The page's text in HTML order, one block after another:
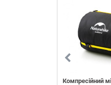
Компресійний